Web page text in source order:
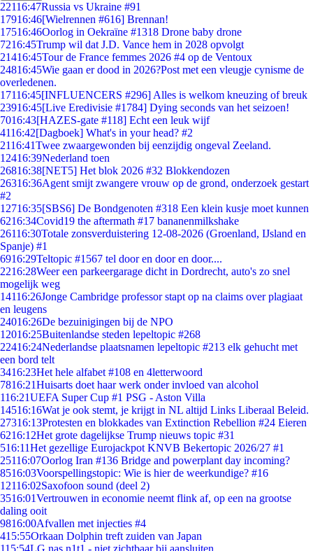
22116:47Russia vs Ukraine #91
17916:46[Wielrennen #616] Brennan!
17516:46Oorlog in Oekraïne #1318 Drone baby drone
7216:45Trump wil dat J.D. Vance hem in 2028 opvolgt
21416:45Tour de France femmes 2026 #4 op de Ventoux
24816:45Wie gaan er dood in 2026?Post met een vleugje cynisme de
overledenen.
17116:45[INFLUENCERS #296] Alles is welkom kneuzing of breuk
23916:45[Live Eredivisie #1784] Dying seconds van het seizoen!
7016:43[HAZES-gate #118] Echt een leuk wijf
4116:42[Dagboek] What's in your head? #2
2116:41Twee zwaargewonden bij eenzijdig ongeval Zeeland.
12416:39Nederland toen
26816:38[NET5] Het blok 2026 #32 Blokkendozen
26316:36Agent smijt zwangere vrouw op de grond, onderzoek gestart
#2
12716:35[SBS6] De Bondgenoten #318 Een klein kusje moet kunnen
6216:34Covid19 the aftermath #17 bananenmilkshake
26116:30Totale zonsverduistering 12-08-2026 (Groenland, IJsland en
Spanje) #1
6916:29Teltopic #1567 tel door en door en door....
2216:28Weer een parkeergarage dicht in Dordrecht, auto's zo snel
mogelijk weg
14116:26Jonge Cambridge professor stapt op na claims over plagiaat
en leugens
24016:26De bezuinigingen bij de NPO
12016:25Buitenlandse steden lepeltopic #268
22416:24Nederlandse plaatsnamen lepeltopic #213 elk gehucht met
een bord telt
3416:23Het hele alfabet #108 en 4letterwoord
7816:21Huisarts doet haar werk onder invloed van alcohol
116:21UEFA Super Cup #1 PSG - Aston Villa
14516:16Wat je ook stemt, je krijgt in NL altijd Links Liberaal Beleid.
27316:13Protesten en blokkades van Extinction Rebellion #24 Eieren
6216:12Het grote dagelijkse Trump nieuws topic #31
516:11Het gezellige Eurojackpot KNVB Bekertopic 2026/27 #1
25116:07Oorlog Iran #136 Bridge and powerplant day incoming?
8516:03Voorspellingstopic: Wie is hier de weerkundige? #16
12116:02Saxofoon sound (deel 2)
3516:01Vertrouwen in economie neemt flink af, op een na grootse
daling ooit
9816:00Afvallen met injecties #4
415:55Orkaan Dolphin treft zuiden van Japan
115:54LG nas n1t1 - niet zichtbaar bij aansluiten